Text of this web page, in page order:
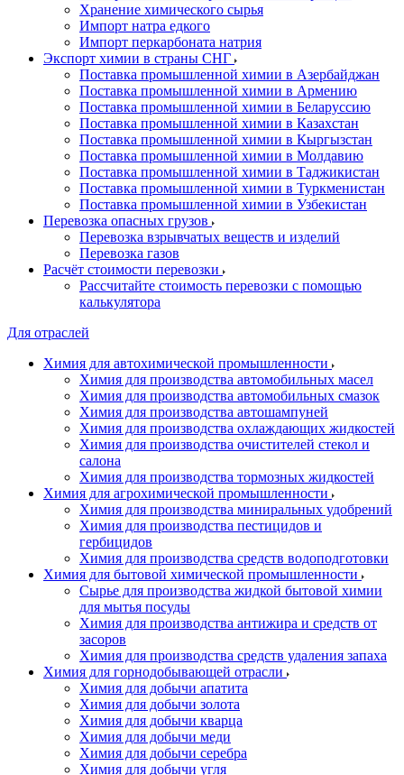
Хранение химического сырья
Импорт натра едкого
Импорт перкарбоната натрия
Экспорт химии в страны СНГ
Поставка промышленной химии в Азербайджан
Поставка промышленной химии в Армению
Поставка промышленной химии в Беларуссию
Поставка промышленной химии в Казахстан
Поставка промышленной химии в Кыргызстан
Поставка промышленной химии в Молдавию
Поставка промышленной химии в Таджикистан
Поставка промышленной химии в Туркменистан
Поставка промышленной химии в Узбекистан
Перевозка опасных грузов
Перевозка взрывчатых веществ и изделий
Перевозка газов
Расчёт стоимости перевозки
Рассчитайте стоимость перевозки с помощью
калькулятора
Для отраслей
Химия для автохимической промышленности
Химия для производства автомобильных масел
Химия для производства автомобильных смазок
Химия для производства автошампуней
Химия для производства охлаждающих жидкостей
Химия для производства очистителей стекол и
салона
Химия для производства тормозных жидкостей
Химия для агрохимической промышленности
Химия для производства миниральных удобрений
Химия для производства пестицидов и
гербицидов
Химия для производства средств водоподготовки
Химия для бытовой химической промышленности
Сырье для производства жидкой бытовой химии
для мытья посуды
Химия для производства антижира и средств от
засоров
Химия для производства средств удаления запаха
Химия для горнодобывающей отрасли
Химия для добычи апатита
Химия для добычи золота
Химия для добычи кварца
Химия для добычи меди
Химия для добычи серебра
Химия для добычи угля